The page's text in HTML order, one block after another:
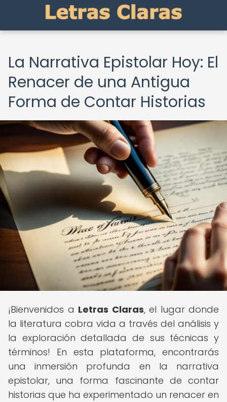
La Narrativa Epistolar Hoy: El
Renacer de una Antigua
Forma de Contar Historias
¡Bienvenidos a Letras Claras, el lugar donde
la literatura cobra vida a través del análisis y
la exploración detallada de sus técnicas y
términos! En esta plataforma, encontrarás
una inmersión profunda en la narrativa
epistolar, una forma fascinante de contar
historias que ha experimentado un renacer en